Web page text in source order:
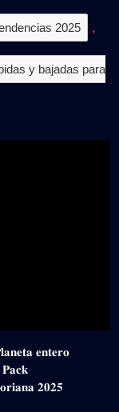
2025 ,
y bajadas para
𝐞𝐧𝐭𝐞𝐫𝐨
𝐏𝐚𝐜𝐤
𝟐𝟎𝟐𝟓